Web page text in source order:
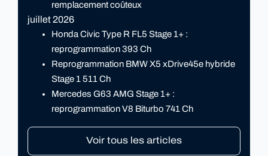
remplacement coûteux
juillet 2026
Honda Civic Type R FL5 Stage 1+ :
reprogrammation 393 Ch
Reprogrammation BMW X5 xDrive45e hybride
Stage 1 511 Ch
Mercedes G63 AMG Stage 1+ :
reprogrammation V8 Biturbo 741 Ch
Voir tous les articles